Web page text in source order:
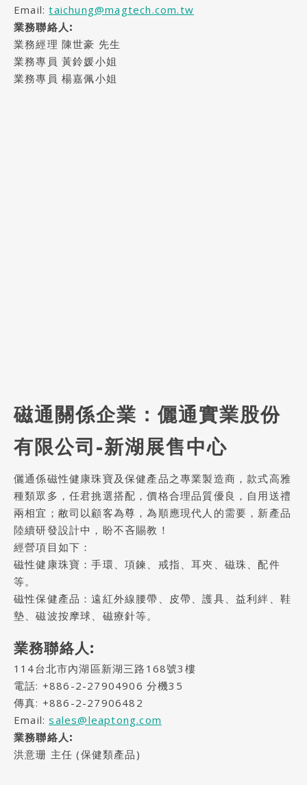
Email:taichung@magtech.com.tw
業務聯絡人:
業務經理 陳世豪 先生
業務專員 黃鈴媛小姐
業務專員 楊嘉佩小姐
磁通關係企業：儷通實業股份
有限公司-新湖展售中心
儷通係磁性健康珠寶及保健產品之專業製造商，款式高雅
種類眾多，任君挑選搭配，價格合理品質優良，自用送禮
兩相宜；敝司以顧客為尊，為順應現代人的需要，新產品
陸續研發設計中，盼不吝賜教！
經營項目如下：
磁性健康珠寶：手環、項鍊、戒指、耳夾、磁珠、配件
等。
磁性保健產品：遠紅外線腰帶、皮帶、護具、益利絆、鞋
墊、磁波按摩球、磁療針等。
業務聯絡人:
114台北市內湖區新湖三路168號3樓
電話: +886-2-27904906 分機35
傳真: +886-2-27906482
Email:sales@leaptong.com
業務聯絡人:
洪意珊 主任 (保健類產品)